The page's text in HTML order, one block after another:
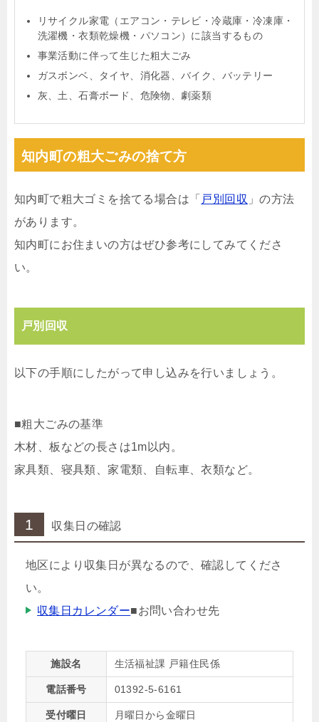
リサイクル家電（エアコン・テレビ・冷蔵庫・冷凍庫・
洗濯機・衣類乾燥機・パソコン）に該当するもの
事業活動に伴って生じた粗大ごみ
ガスボンベ、タイヤ、消化器、バイク、バッテリー
灰、土、石膏ボード、危険物、劇薬類
知内町の粗大ごみの捨て方
知内町で粗大ゴミを捨てる場合は「 戸別回収 」の方法
があります。
知内町にお住まいの方はぜひ参考にしてみてくださ
い。
戸別回収
以下の手順にしたがって申し込みを行いましょう。
■粗大ごみの基準
木材、板などの長さは1m以内。
家具類、寝具類、家電類、自転車、衣類など。
1 収集日の確認
地区により収集日が異なるので、確認してくださ
い。
収集日カレンダー■お問い合わせ先
施設名 生活福祉課 戸籍住民係
電話番号 01392-5-6161
受付曜日 月曜日から金曜日